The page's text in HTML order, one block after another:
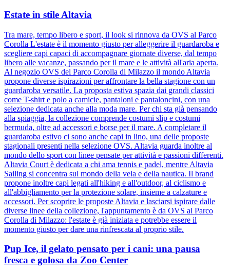
Estate in stile Altavia
Tra mare, tempo libero e sport, il look si rinnova da OVS al Parco
Corolla L'estate è il momento giusto per alleggerire il guardaroba e
scegliere capi capaci di accompagnare giornate diverse, dal tempo
libero alle vacanze, passando per il mare e le attività all'aria aperta.
Al negozio OVS del Parco Corolla di Milazzo il mondo Altavia
propone diverse ispirazioni per affrontare la bella stagione con un
guardaroba versatile. La proposta estiva spazia dai grandi classici
come T-shirt e polo a camicie, pantaloni e pantaloncini, con una
selezione dedicata anche alla moda mare. Per chi sta già pensando
alla spiaggia, la collezione comprende costumi slip e costumi
bermuda, oltre ad accessori e borse per il mare. A completare il
guardaroba estivo ci sono anche capi in lino, una delle proposte
stagionali presenti nella selezione OVS. Altavia guarda inoltre al
mondo dello sport con linee pensate per attività e passioni differenti.
Altavia Court è dedicata a chi ama tennis e padel, mentre Altavia
Sailing si concentra sul mondo della vela e della nautica. Il brand
propone inoltre capi legati all'hiking e all'outdoor, al ciclismo e
all'abbigliamento per la protezione solare, insieme a calzature e
accessori. Per scoprire le proposte Altavia e lasciarsi ispirare dalle
diverse linee della collezione, l'appuntamento è da OVS al Parco
Corolla di Milazzo: l'estate è già iniziata e potrebbe essere il
momento giusto per dare una rinfrescata al proprio stile.
Pup Ice, il gelato pensato per i cani: una pausa
fresca e golosa da Zoo Center